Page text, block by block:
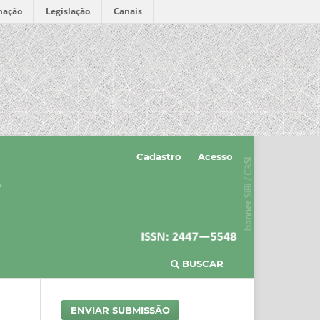
Legislação Canais
BUSCAR
Cadastro Acesso
ENVIAR SUBMISSÃO